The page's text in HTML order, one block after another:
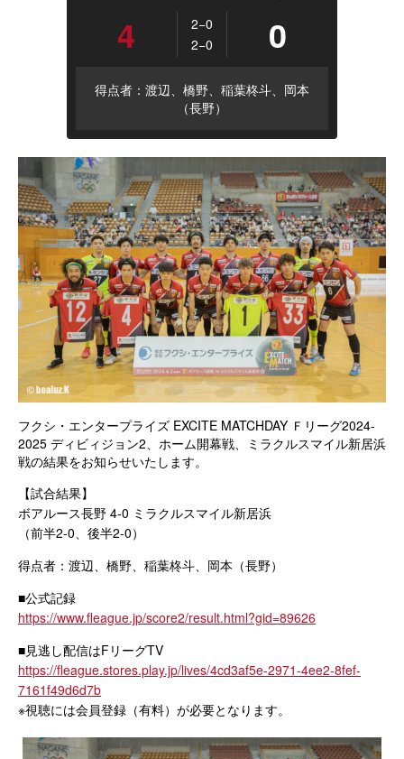
4
2−0
2−0
0
得点者：渡辺、橋野、稲葉柊斗、岡本
（長野）
フクシ・エンタープライズ EXCITE MATCHDAY Ｆリーグ2024-
2025 ディビィジョン2、ホーム開幕戦、ミラクルスマイル新居浜
戦の結果をお知らせいたします。
【試合結果】
ボアルース長野 4-0 ミラクルスマイル新居浜
（前半2-0、後半2-0）
得点者：渡辺、橋野、稲葉柊斗、岡本（長野）
■公式記録
https://www.fleague.jp/score2/result.html?gid=89626
■見逃し配信はFリーグTV
https://fleague.stores.play.jp/lives/4cd3af5e-2971-4ee2-8fef-
7161f49d6d7b
※視聴には会員登録（有料）が必要となります。